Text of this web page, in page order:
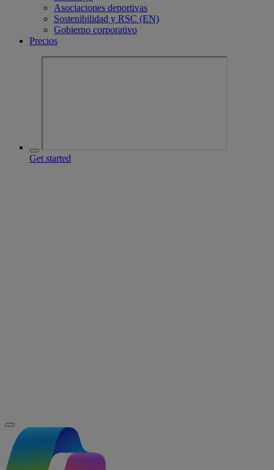
Asociaciones deportivas
Sostenibilidad y RSC (EN)
Gobierno corporativo
Precios
Get started